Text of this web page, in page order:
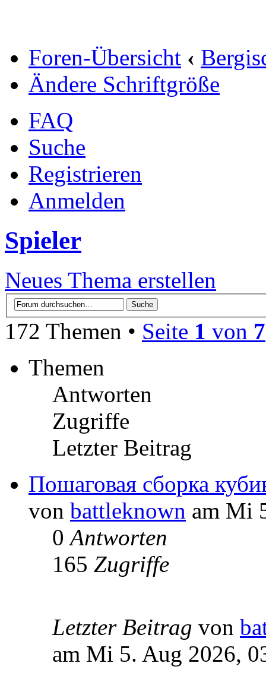
Foren-Übersicht ‹
Ändere Schriftgröße
FAQ
Suche
Registrieren
Anmelden
Spieler
Neues Thema erstellen
172 Themen • Seite 1 von 7
Themen
Antworten
Zugriffe
Letzter Beitrag
Пошаговая сборка
von battleknown am Mi
0Antworten
165 Zugriffe
Letzter Beitrag von
am Mi 5. Aug 2026,